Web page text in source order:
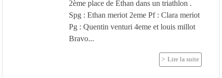
2ème place de Ethan dans un triathlon .
Spg : Ethan meriot 2eme Pf : Clara meriot
Pg : Quentin venturi 4eme et louis millot
Bravo...
Lire la suite